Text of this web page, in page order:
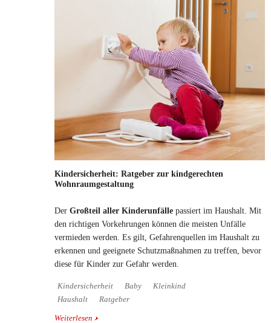
Kindersicherheit: Ratgeber zur kindgerechten
Wohnraumgestaltung
Der Großteil aller Kinderunfälle passiert im Haushalt. Mit
den richtigen Vorkehrungen können die meisten Unfälle
vermieden werden. Es gilt, Gefahrenquellen im Haushalt zu
erkennen und geeignete Schutzmaßnahmen zu treffen, bevor
diese für Kinder zur Gefahr werden.
Kindersicherheit Baby
Kleinkind
Haushalt
Ratgeber
Weiterlesen über Kindersicherheit: Ratgeber zur kindgerechten